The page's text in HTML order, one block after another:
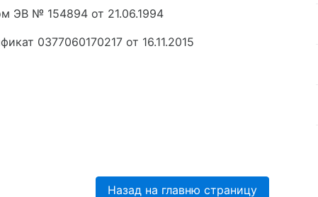
ЭВ № 154894 от 21.06.1994
0377060170217 от 16.11.2015
Назад на главню страницу